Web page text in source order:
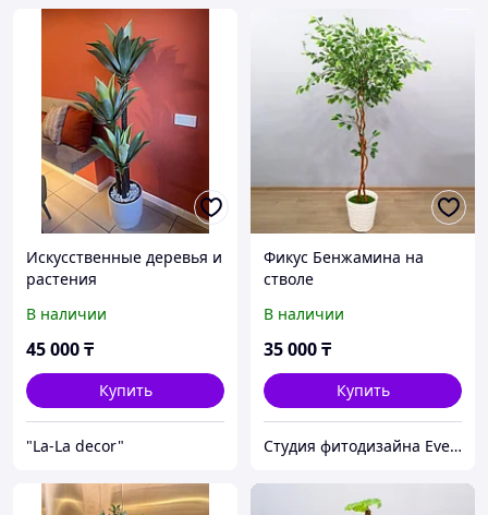
Искусственные деревья и
растения
В наличии
45 000₸
Купить
"La-La decor"
Фикус Бенжамина на
стволе
В наличии
35 000₸
Купить
Студия фитодизайна EverGreen